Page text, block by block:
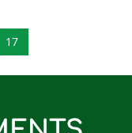
17(current)